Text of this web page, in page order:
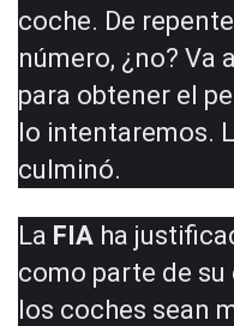
coche. De
número, ¿no? Va
para obtener el
lo intentaremos.
culminó.
La FIA ha
como parte de
los coches sean